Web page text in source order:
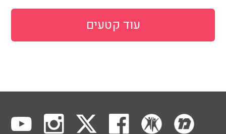
עוד קטעים